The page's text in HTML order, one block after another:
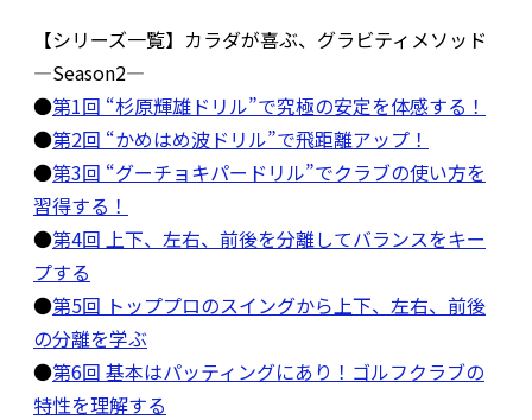
【シリーズ一覧】カラダが喜ぶ、グラビティメソッド
―Season2―
●第1回 “杉原輝雄ドリル”で究極の安定を体感する！
●第2回 “かめはめ波ドリル”で飛距離アップ！
●第3回 “グーチョキパードリル”でクラブの使い方を
習得する！
●第4回 上下、左右、前後を分離してバランスをキー
プする
●第5回 トッププロのスイングから上下、左右、前後
の分離を学ぶ
●第6回 基本はパッティングにあり！ゴルフクラブの
特性を理解する